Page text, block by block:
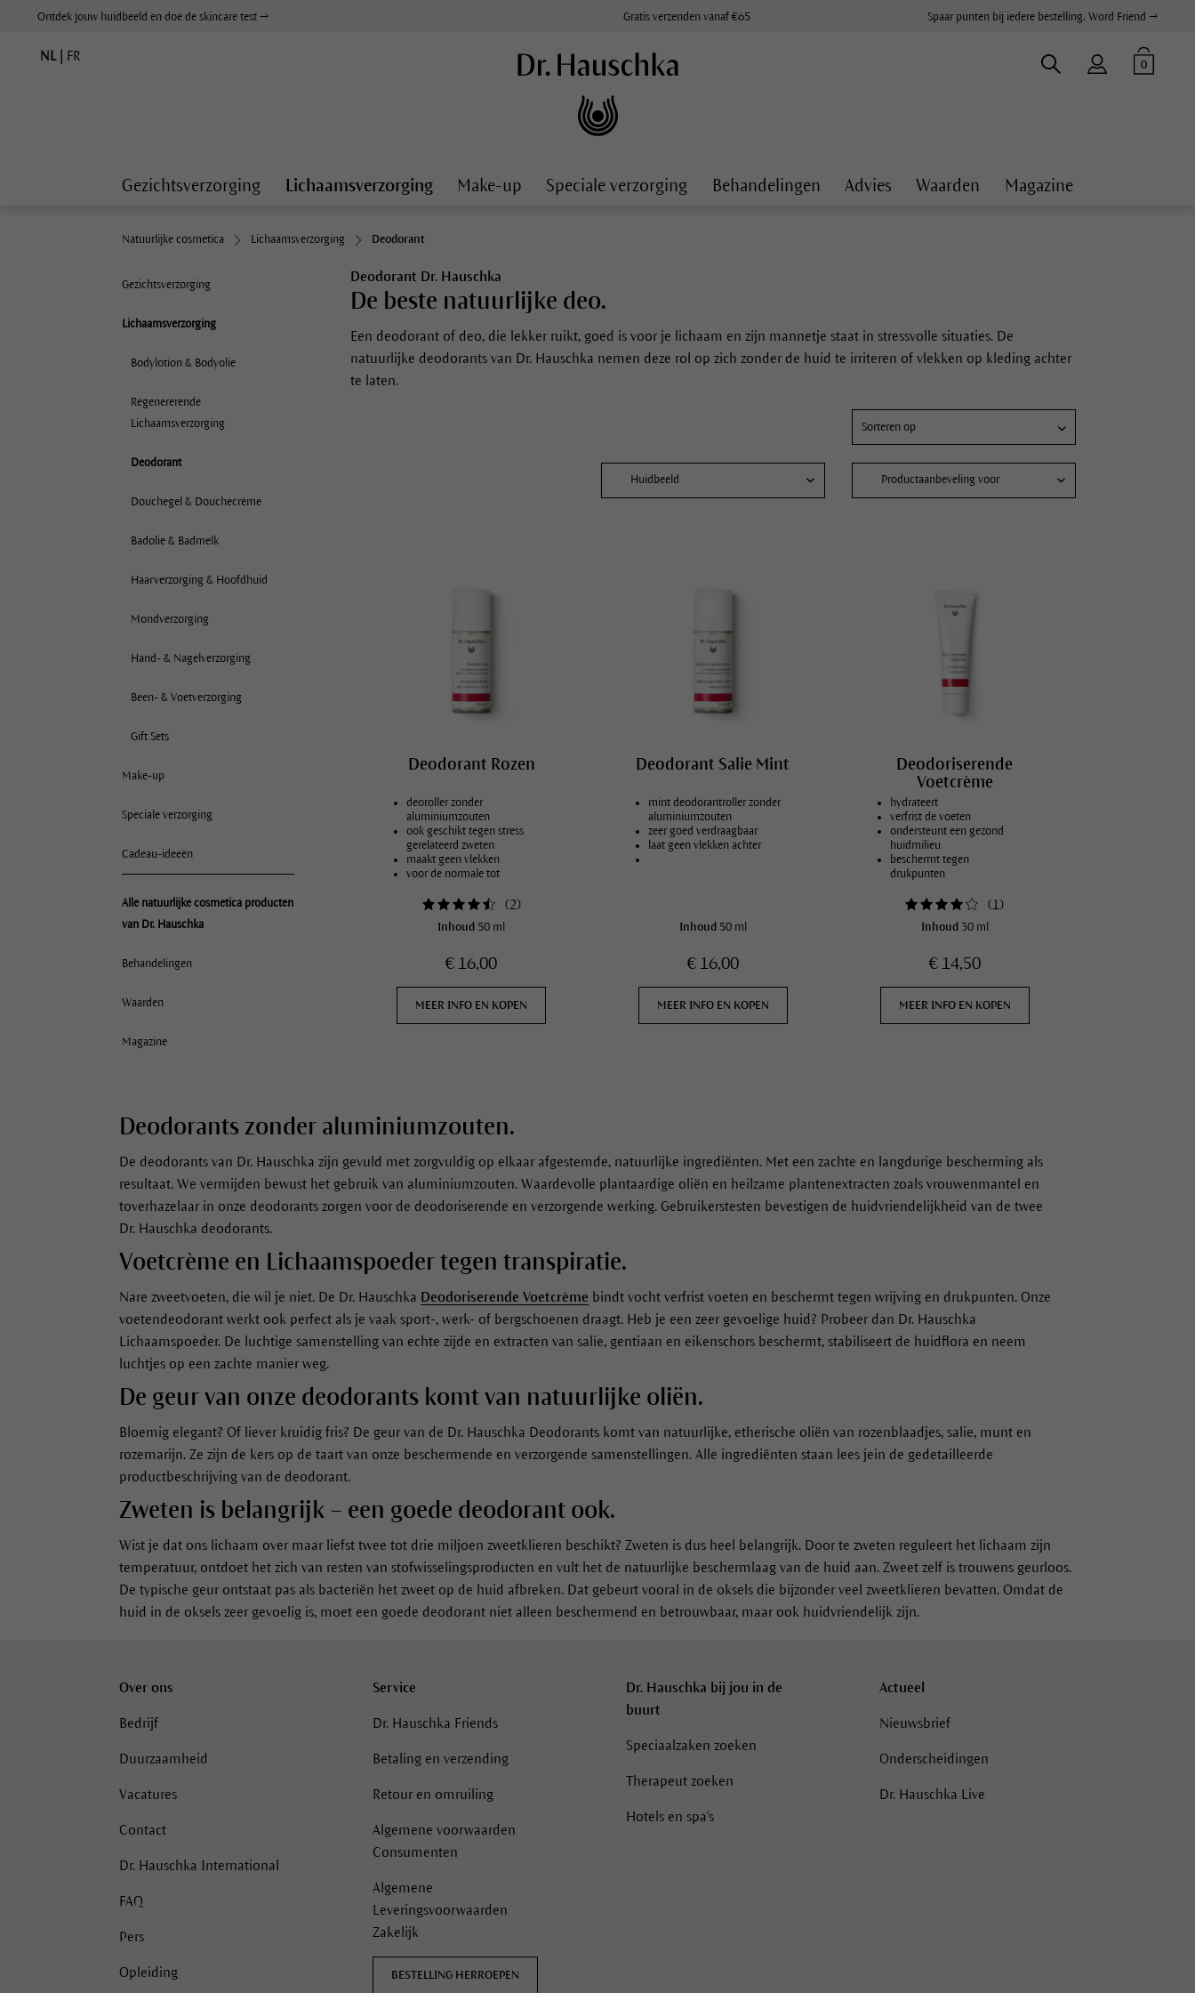
Ontdek jouw huidbeeld en doe de skincare test → Gratis verzenden vanaf €65 Spaar punten bij iedere bestelling. Word Friend →
NL FR
0
Gezichtsverzorging Lichaamsverzorging Make-up Speciale verzorging Behandelingen Advies Waarden Magazine
Natuurlijke cosmetica Lichaamsverzorging Deodorant
Gezichtsverzorging
Lichaamsverzorging
Bodylotion & Bodyolie
Regenererende
Lichaamsverzorging
Deodorant
Douchegel & Douchecrème
Badolie & Badmelk
Haarverzorging & Hoofdhuid
Mondverzorging
Hand- & Nagelverzorging
Been- & Voetverzorging
Gift Sets
Make-up
Speciale verzorging
Cadeau-ideeën
Alle natuurlijke cosmetica producten
van Dr. Hauschka
Behandelingen
Waarden
Magazine
Deodorant Dr. Hauschka
De beste natuurlijke deo.
Een deodorant of deo, die lekker ruikt, goed is voor je lichaam en zijn mannetje staat in stressvolle situaties. De
natuurlijke deodorants van Dr. Hauschka nemen deze rol op zich zonder de huid te irriteren of vlekken op kleding achter
te laten.
Huidbeeld Productaanbeveling voor
Deodorant Rozen
deoroller zonder
aluminiumzouten
ook geschikt tegen stress
gerelateerd zweten
maakt geen vlekken
voor de normale tot
(2)
Inhoud 50 ml
€ 16,00
MEER INFO EN KOPEN
Deodorant Salie Mint
mint deodorantroller zonder
aluminiumzouten
zeer goed verdraagbaar
laat geen vlekken achter
Inhoud 50 ml
€ 16,00
MEER INFO EN KOPEN
Deodoriserende
Voetcrème
hydrateert
verfrist de voeten
ondersteunt een gezond
huidmilieu
beschermt tegen
drukpunten
(1)
Inhoud 30 ml
€ 14,50
MEER INFO EN KOPEN
Deodorants zonder aluminiumzouten.
De deodorants van Dr. Hauschka zijn gevuld met zorgvuldig op elkaar afgestemde, natuurlijke ingrediënten. Met een zachte en langdurige bescherming als
resultaat. We vermijden bewust het gebruik van aluminiumzouten. Waardevolle plantaardige oliën en heilzame plantenextracten zoals vrouwenmantel en
toverhazelaar in onze deodorants zorgen voor de deodoriserende en verzorgende werking. Gebruikerstesten bevestigen de huidvriendelijkheid van de twee
Dr. Hauschka deodorants.
Voetcrème en Lichaamspoeder tegen transpiratie.
Nare zweetvoeten, die wil je niet. De Dr. Hauschka Deodoriserende Voetcrème bindt vocht verfrist voeten en beschermt tegen wrijving en drukpunten. Onze
voetendeodorant werkt ook perfect als je vaak sport-, werk- of bergschoenen draagt. Heb je een zeer gevoelige huid? Probeer dan Dr. Hauschka
Lichaamspoeder. De luchtige samenstelling van echte zijde en extracten van salie, gentiaan en eikenschors beschermt, stabiliseert de huidflora en neem
luchtjes op een zachte manier weg.
De geur van onze deodorants komt van natuurlijke oliën.
Bloemig elegant? Of liever kruidig fris? De geur van de Dr. Hauschka Deodorants komt van natuurlijke, etherische oliën van rozenblaadjes, salie, munt en
rozemarijn. Ze zijn de kers op de taart van onze beschermende en verzorgende samenstellingen. Alle ingrediënten staan lees jein de gedetailleerde
productbeschrijving van de deodorant.
Zweten is belangrijk – een goede deodorant ook.
Wist je dat ons lichaam over maar liefst twee tot drie miljoen zweetklieren beschikt? Zweten is dus heel belangrijk. Door te zweten reguleert het lichaam zijn
temperatuur, ontdoet het zich van resten van stofwisselingsproducten en vult het de natuurlijke beschermlaag van de huid aan. Zweet zelf is trouwens geurloos.
De typische geur ontstaat pas als bacteriën het zweet op de huid afbreken. Dat gebeurt vooral in de oksels die bijzonder veel zweetklieren bevatten. Omdat de
huid in de oksels zeer gevoelig is, moet een goede deodorant niet alleen beschermend en betrouwbaar, maar ook huidvriendelijk zijn.
Over ons
Bedrijf
Duurzaamheid
Vacatures
Contact
Dr. Hauschka International
FAQ
Pers
Opleiding
Service
Dr. Hauschka Friends
Betaling en verzending
Retour en omruiling
Algemene voorwaarden
Consumenten
Algemene
Leveringsvoorwaarden
Zakelijk
BESTELLING HERROEPEN
Dr. Hauschka bij jou in de
buurt
Speciaalzaken zoeken
Therapeut zoeken
Hotels en spa's
Actueel
Nieuwsbrief
Onderscheidingen
Dr. Hauschka Live